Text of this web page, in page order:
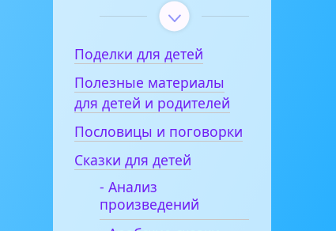
Поделки для детей
Полезные материалы
для детей и родителей
Пословицы и поговорки
Сказки для детей
- Анализ
произведений